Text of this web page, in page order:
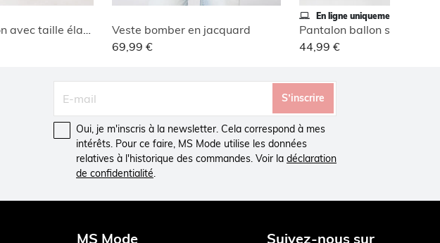
Veste bomber en jacquard
69,99 €
En ligne uniquement
Pantalon ballon style
44,99 €
S’inscrire
Oui, je m'inscris à la newsletter. Cela correspond à mes
intérêts. Pour ce faire, MS Mode utilise les données
relatives à l'historique des commandes. Voir la déclaration
de confidentialité
MS Mode Suivez-nous sur